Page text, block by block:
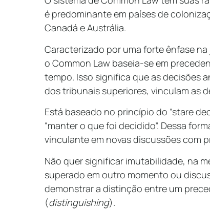
é predominante em países de
Canadá e Austrália.
Caracterizado por uma forte ênfase
o Common Law baseia-se em
tempo. Isso significa que as decisões
dos tribunais superiores, vinculam as
Está baseado no princípio do “stare
“manter o que foi decidido”. Dessa
vinculante em novas discussões com
Não quer significar imutabilidade, na
superado em outro momento ou
demonstrar a distinção entre um
(distinguishing).